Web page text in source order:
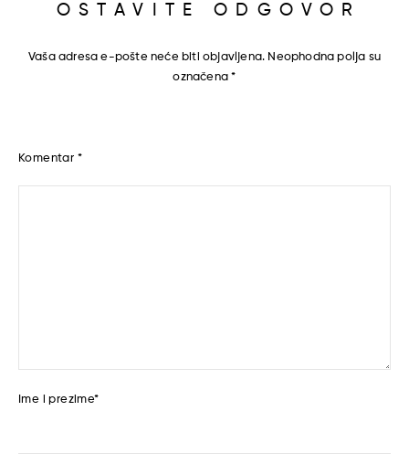
OSTAVITE ODGOVOR
Vaša adresa e-pošte neće biti objavljena. Neophodna polja su
označena*
Komentar *
Ime i prezime*